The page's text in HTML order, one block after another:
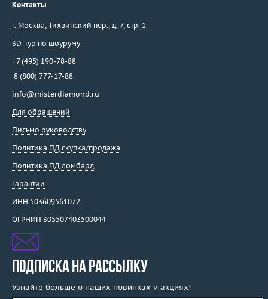
Контакты
г. Москва, Тихвинский пер., д. 7, стр. 1.
3D-тур по шоуруму
+7 (495) 190-78-88
8 (800) 777-17-88
info@misterdiamond.ru
Для обращений
Письмо руководству
Политика ПД скупка/продажа
Политика ПД ломбард
Гарантии
ИНН 503609561072
ОГРНИП 305507403500044
ПОДПИСКА НА РАССЫЛКУ
Узнайте больше о наших новинках и акциях!